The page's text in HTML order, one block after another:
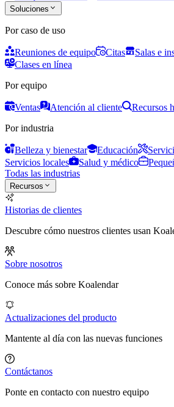
Soluciones
Por caso de uso
Reuniones de equipo Citas Salas e
Clases en línea
Por equipo
Ventas Atención al cliente Recursos
Por industria
Belleza y bienestar Educación
Servicios locales
Salud y médico
Todas las industrias
Recursos
Historias de clientes
Descubre cómo nuestros clientes usan
Sobre nosotros
Conoce más sobre Koalendar
Actualizaciones del producto
Mantente al día con las nuevas funciones
Contáctanos
Ponte en contacto con nuestro equipo